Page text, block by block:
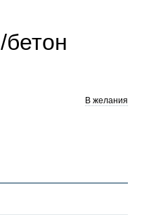
В желания